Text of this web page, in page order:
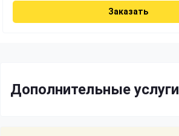
Заказать
Дополнительные услуги